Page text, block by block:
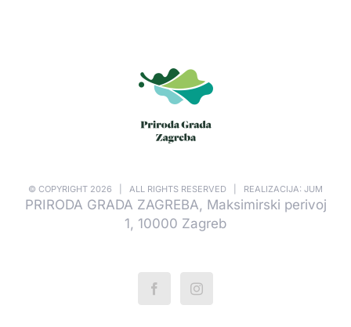
© COPYRIGHT 2026 | ALL RIGHTS RESERVED | REALIZACIJA: JUM
PRIRODA GRADA ZAGREBA, Maksimirski perivoj
1, 10000 Zagreb